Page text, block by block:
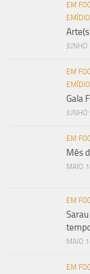
EM
EM
Gala
EM
Mês
MAIO
EM
MAIO
EM